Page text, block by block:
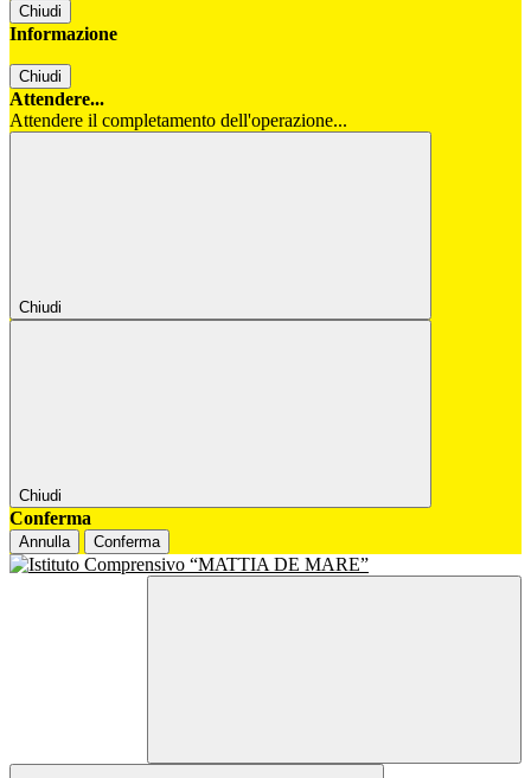
Chiudi
Informazione
Chiudi
Attendere...
Attendere il completamento dell'operazione...
Chiudi
Chiudi
Conferma
Annulla Conferma